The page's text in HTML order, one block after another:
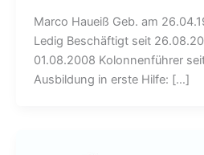
Marco Haueiß Geb. am
Ledig Beschäftigt seit
01.08.2008 Kolonnenführer
Ausbildung in erste Hilfe: […]